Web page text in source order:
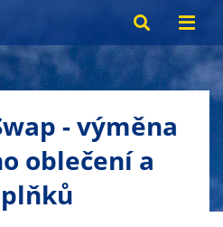
- výměna
oblečení a